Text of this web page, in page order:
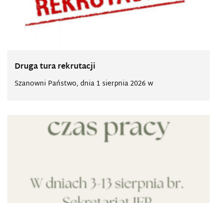
Druga tura rekrutacji
Szanowni Państwo, dnia 1 sierpnia 2026 w